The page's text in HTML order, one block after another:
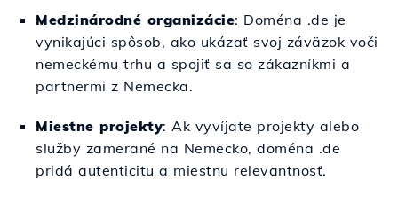
Medzinárodné organizácie: Doména .de je
vynikajúci spôsob, ako ukázať svoj záväzok voči
nemeckému trhu a spojiť sa so zákazníkmi a
partnermi z Nemecka.
Miestne projekty: Ak vyvíjate projekty alebo
služby zamerané na Nemecko, doména .de
pridá autenticitu a miestnu relevantnosť.